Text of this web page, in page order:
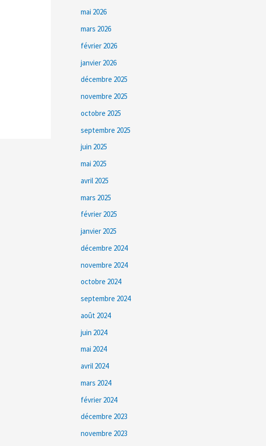
mai 2026
mars 2026
février 2026
janvier 2026
décembre 2025
novembre 2025
octobre 2025
septembre 2025
juin 2025
mai 2025
avril 2025
mars 2025
février 2025
janvier 2025
décembre 2024
novembre 2024
octobre 2024
septembre 2024
août 2024
juin 2024
mai 2024
avril 2024
mars 2024
février 2024
décembre 2023
novembre 2023